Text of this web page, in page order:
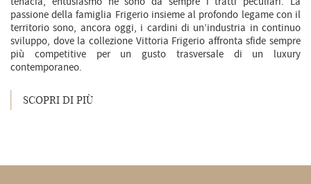
passione della famiglia Frigerio insieme al profondo legame con il
territorio sono, ancora oggi, i cardini di un’industria in continuo
sviluppo, dove la collezione Vittoria Frigerio affronta sfide sempre
più competitive per un gusto trasversale di un luxury
contemporaneo.
SCOPRI DI PIÙ